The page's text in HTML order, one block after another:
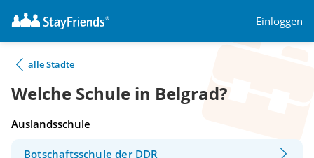
Einloggen
alle Städte
Welche Schule in Belgrad?
Auslandsschule
Botschaftsschule der DDR